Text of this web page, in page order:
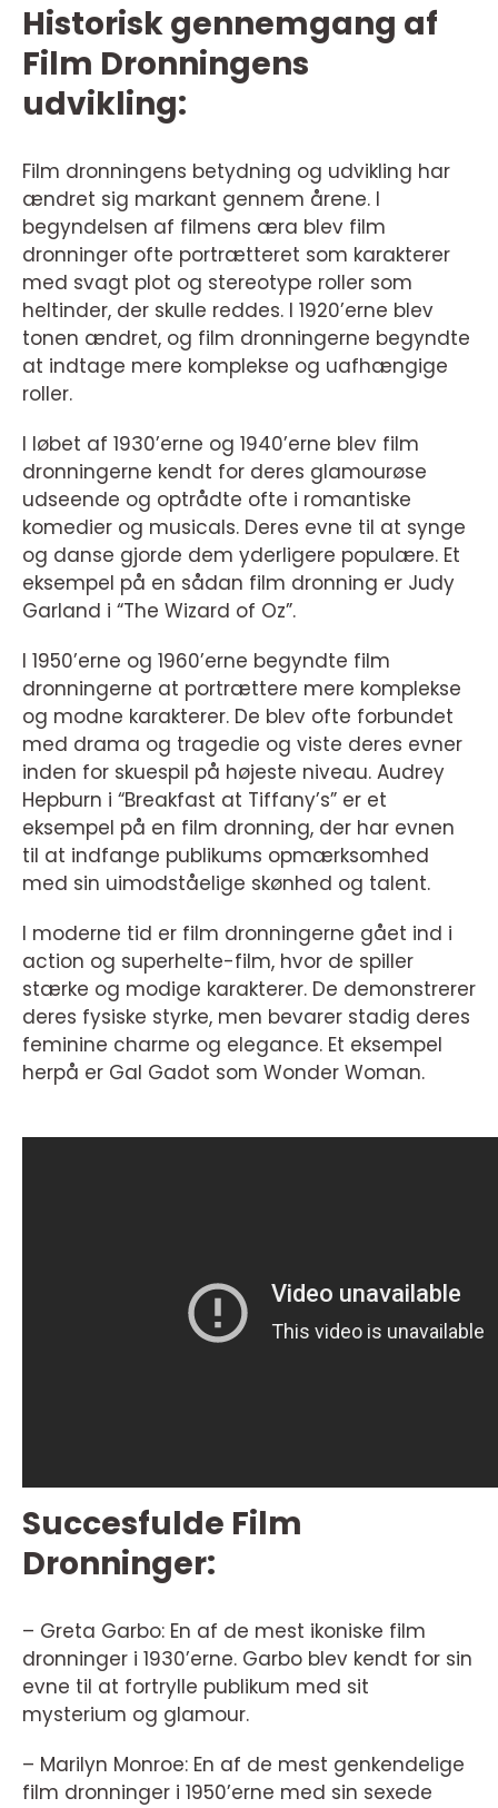
Historisk gennemgang af
Film Dronningens
udvikling:
Film dronningens betydning og udvikling har
ændret sig markant gennem årene. I
begyndelsen af filmens æra blev film
dronninger ofte portrætteret som karakterer
med svagt plot og stereotype roller som
heltinder, der skulle reddes. I 1920’erne blev
tonen ændret, og film dronningerne begyndte
at indtage mere komplekse og uafhængige
roller.
I løbet af 1930’erne og 1940’erne blev film
dronningerne kendt for deres glamourøse
udseende og optrådte ofte i romantiske
komedier og musicals. Deres evne til at synge
og danse gjorde dem yderligere populære. Et
eksempel på en sådan film dronning er Judy
Garland i “The Wizard of Oz”.
I 1950’erne og 1960’erne begyndte film
dronningerne at portrættere mere komplekse
og modne karakterer. De blev ofte forbundet
med drama og tragedie og viste deres evner
inden for skuespil på højeste niveau. Audrey
Hepburn i “Breakfast at Tiffany’s” er et
eksempel på en film dronning, der har evnen
til at indfange publikums opmærksomhed
med sin uimodståelige skønhed og talent.
I moderne tid er film dronningerne gået ind i
action og superhelte-film, hvor de spiller
stærke og modige karakterer. De demonstrerer
deres fysiske styrke, men bevarer stadig deres
feminine charme og elegance. Et eksempel
herpå er Gal Gadot som Wonder Woman.
Succesfulde Film
Dronninger:
– Greta Garbo: En af de mest ikoniske film
dronninger i 1930’erne. Garbo blev kendt for sin
evne til at fortrylle publikum med sit
mysterium og glamour.
– Marilyn Monroe: En af de mest genkendelige
film dronninger i 1950’erne med sin sexede